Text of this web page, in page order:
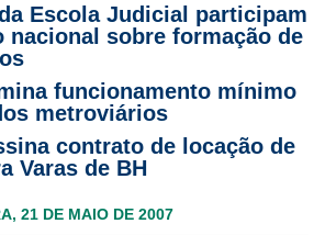
Escola Judicial participam
nacional sobre formação de
funcionamento mínimo
metroviários
contrato de locação de
Varas de BH
21 DE MAIO DE 2007